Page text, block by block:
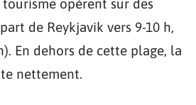
opèrent sur des
de Reykjavik vers 9-10 h,
En dehors de cette plage, la
nettement.